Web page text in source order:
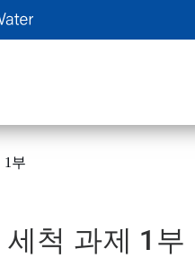
1부
척 과제 1부